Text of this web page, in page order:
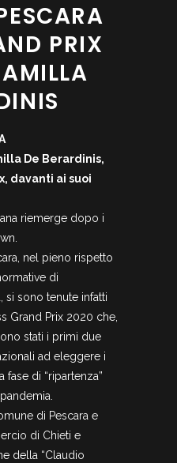
PRIX
De Berardinis,
davanti ai suoi
riemerge dopo i
nel pieno rispetto
di
si sono tenute infatti
Grand Prix 2020 che,
stati i primi due
ad eleggere i
di “ripartenza”
di Pescara e
di Chieti e
della “Claudio